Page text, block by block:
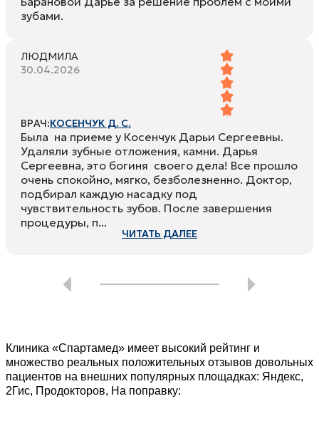
зубами.
ЛЮДМИЛА
30.04.2026
ВРАЧ:КОСЕНЧУК Д. С.
Была на приеме у Косенчук Дарьи Сергеевны.
Удаляли зубные отложения, камни. Дарья
Сергеевна, это богиня своего дела! Все прошло
очень спокойно, мягко, безболезненно. Доктор,
подбирал каждую насадку под
чувствительность зубов. После завершения
процедуры, п...
ЧИТАТЬ ДАЛЕЕ
Клиника «Спартамед» имеет высокий рейтинг и
множество реальных положительных отзывов довольных
пациентов на внешних популярных площадках: Яндекс,
2Гис, Продокторов, На поправку: